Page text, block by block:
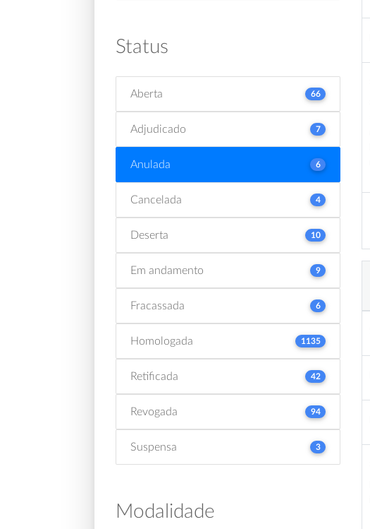
Status
Aberta 66
Adjudicado 7
Anulada 6
Cancelada 4
Deserta 10
Em andamento 9
Fracassada 6
Homologada 1135
Retificada 42
Revogada 94
Suspensa 3
Modalidade